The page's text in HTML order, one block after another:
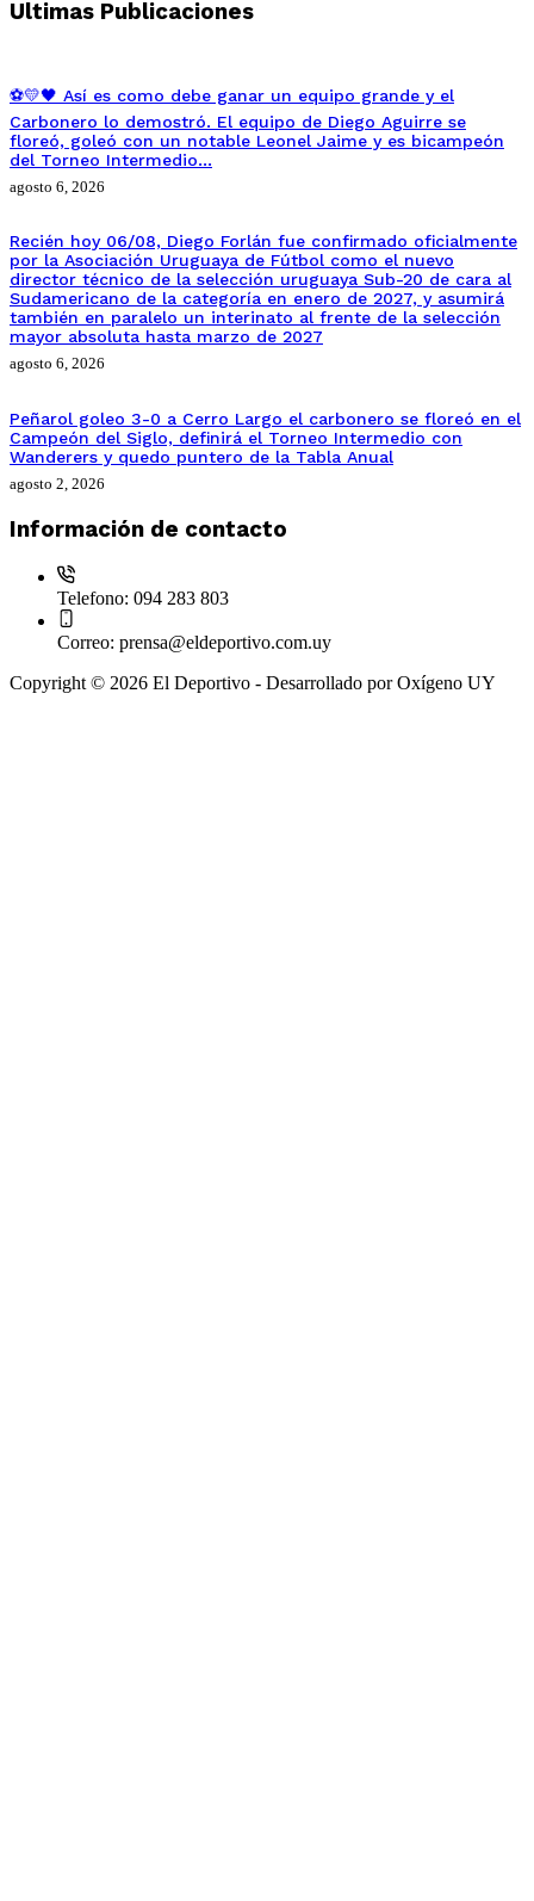
Ultimas Publicaciones
⚽💛🖤 Así es como debe ganar un equipo grande y el
Carbonero lo demostró. El equipo de Diego Aguirre se
floreó, goleó con un notable Leonel Jaime y es bicampeón
del Torneo Intermedio…
agosto 6, 2026
Recién hoy 06/08, Diego Forlán fue confirmado oficialmente
por la Asociación Uruguaya de Fútbol como el nuevo
director técnico de la selección uruguaya Sub-20 de cara al
Sudamericano de la categoría en enero de 2027, y asumirá
también en paralelo un interinato al frente de la selección
mayor absoluta hasta marzo de 2027
agosto 6, 2026
Peñarol goleo 3-0 a Cerro Largo el carbonero se floreó en el
Campeón del Siglo, definirá el Torneo Intermedio con
Wanderers y quedo puntero de la Tabla Anual
agosto 2, 2026
Información de contacto
Telefono: 094 283 803
Correo: prensa@eldeportivo.com.uy
Copyright © 2026 El Deportivo - Desarrollado por Oxígeno UY